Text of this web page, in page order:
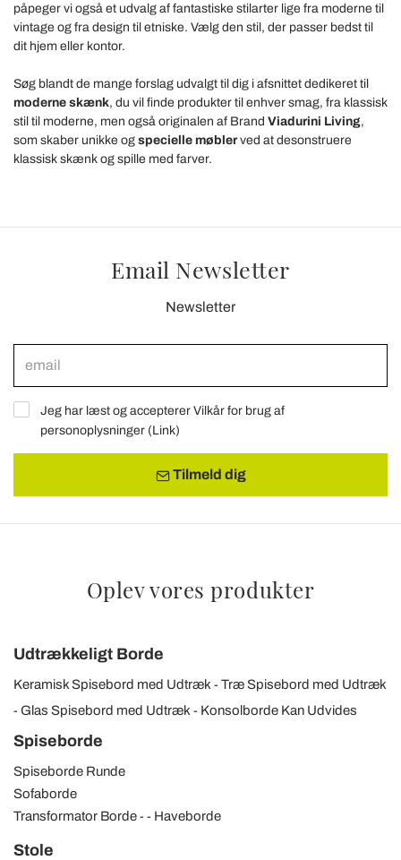
påpeger vi også et udvalg af fantastiske stilarter lige fra moderne til
vintage og fra design til etniske. Vælg den stil, der passer bedst til
dit hjem eller kontor.
Søg blandt de mange forslag udvalgt til dig i afsnittet dedikeret til
moderne skænk, du vil finde produkter til enhver smag, fra klassisk
stil til moderne, men også originalen af ​​Brand Viadurini Living,
som skaber unikke og specielle møblerved at desonstruere
klassisk skænk og spille med farver.
Email Newsletter
Newsletter
Jeg har læst og accepterer Vilkår for brug af
personoplysninger (Link)
Tilmeld dig
Oplev vores produkter
Udtrækkeligt Borde
Keramisk Spisebord med Udtræk
Træ Spisebord med Udtræk
Glas Spisebord med Udtræk
Konsolborde Kan Udvides
Spiseborde
Spiseborde Runde
Sofaborde
Transformator Borde
Haveborde
Stole